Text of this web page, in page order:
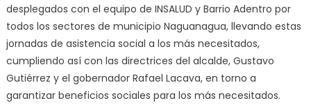
desplegados con el equipo de INSALUD y Barrio Adentro por
todos los sectores de municipio Naguanagua, llevando estas
jornadas de asistencia social a los más necesitados,
cumpliendo así con las directrices del alcalde, Gustavo
Gutiérrez y el gobernador Rafael Lacava, en torno a
garantizar beneficios sociales para los más necesitados.